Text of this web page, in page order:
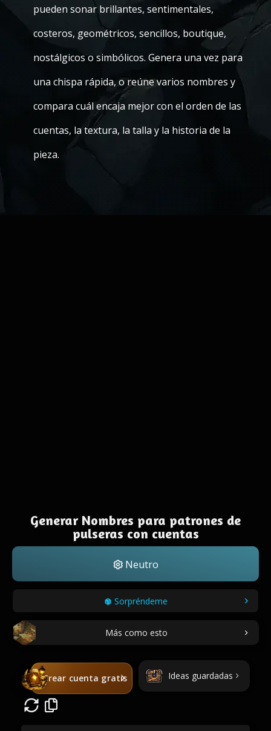
pueden sonar brillantes, sentimentales,
costeros, geométricos, sencillos, boutique,
nostálgicos o simbólicos. Genera una vez para
una chispa rápida, o reúne varios nombres y
compara cuál encaja mejor con el orden de las
cuentas, la textura, la talla y la historia de la
pieza.
Generar Nombres para patrones de
pulseras con cuentas
Neutro
Sorpréndeme
Más como esto
Crear cuenta gratis Ideas guardadas